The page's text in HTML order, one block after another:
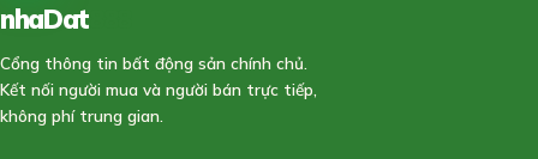
nhaDat
Cổng thông tin bất động sản chính chủ.
Kết nối người mua và người bán trực tiếp,
không phí trung gian.